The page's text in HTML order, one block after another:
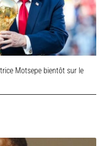
Motsepe bientôt sur le